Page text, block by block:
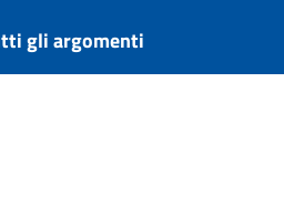
gli argomenti